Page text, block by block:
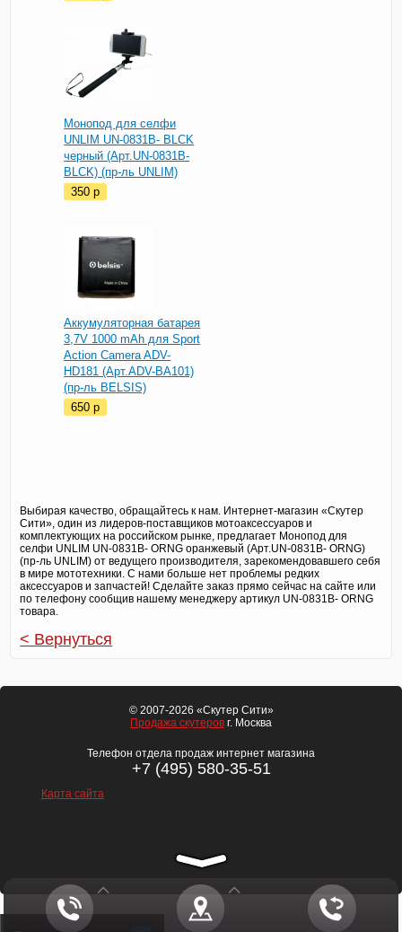
Монопод для селфи
UNLIM UN-0831B- BLCK
черный (Арт.UN-0831B-
BLCK) (пр-ль UNLIM)
350p
Аккумуляторная батарея
3,7V 1000 mAh для Sport
Action Camera ADV-
HD181 (Арт.ADV-BA101)
(пр-ль BELSIS)
650p
Выбирая качество, обращайтесь к нам. Интернет-магазин «Скутер
Сити», один из лидеров-поставщиков мотоаксессуаров и
комплектующих на российском рынке, предлагает Монопод для
селфи UNLIM UN-0831B- ORNG оранжевый (Арт.UN-0831B- ORNG)
(пр-ль UNLIM) от ведущего производителя, зарекомендовавшего себя
в мире мототехники. С нами больше нет проблемы редких
аксессуаров и запчастей! Сделайте заказ прямо сейчас на сайте или
по телефону сообщив нашему менеджеру артикул UN-0831B- ORNG
товара.
< Вернуться
© 2007-2026 «Скутер Сити»
Продажа скутеров г. Москва
Телефон отдела продаж интернет магазина
+7 (495) 580-35-51
Карта сайта